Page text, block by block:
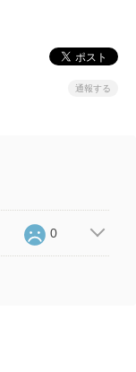
通報する
0